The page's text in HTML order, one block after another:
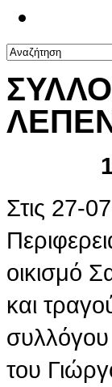
Στις 27-
οικισμό
και
συλλόγου
του